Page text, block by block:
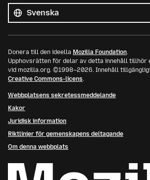
språk
Språk
Donera till den ideella Mozilla Foundation.
Upphovsrätten för delar av detta innehåll tillhör
vid mozilla.org. ©1998–2026. Innehåll
Creative Commons-licens.
Webbplatsens sekretessmeddelande
Kakor
Juridisk information
Riktlinjer för gemenskapens deltagande
Om denna webbplats